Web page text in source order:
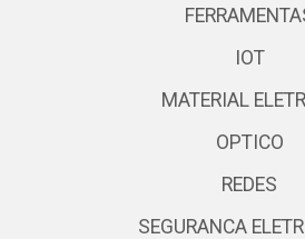
IOT
MATERIAL
OPTICO
REDES
SEGURANCA